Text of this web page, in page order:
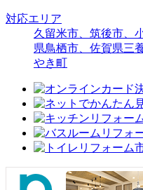
対応エリア
久留米市、筑後市、
県鳥栖市、佐賀県三
やき町